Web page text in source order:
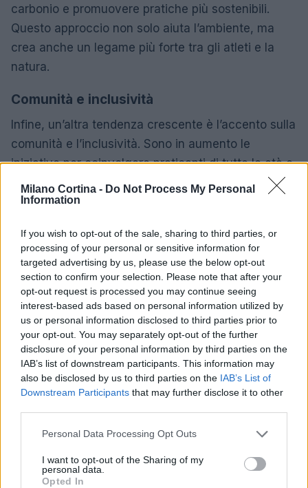
Milano Cortina - Do Not Process My Personal
Information
If you wish to opt-out of the sale, sharing to third parties, or
processing of your personal or sensitive information for
targeted advertising by us, please use the below opt-out
section to confirm your selection. Please note that after your
opt-out request is processed you may continue seeing
interest-based ads based on personal information utilized by
us or personal information disclosed to third parties prior to
your opt-out. You may separately opt-out of the further
disclosure of your personal information by third parties on the
IAB’s list of downstream participants. This information may
also be disclosed by us to third parties on the IAB’s List of
Downstream Participants that may further disclose it to other
Please note that this website/app uses one or more Google
not limited to your visit or usage behaviour. You may click to
grant or deny consent to Google and its third-party tags to
Personal Data Processing Opt Outs
I want to opt-out of the Sharing of my
personal data.
Opted In
carbonio e promuovere pratiche più sostenibili.
Questo approccio non solo aiuta l’ambiente, ma
crea anche un legame più forte tra gli atleti e la
natura.
Comunità e inclusività
Infine, un’altra tendenza crescente è l’accento sulla
comunità e l’inclusività. Sono in aumento le
iniziative per coinvolgere praticanti di tutte le età e
abilità, rendendo gli sport invernali accessibili a
tutti. Eventi come
favorendo un ambiente accogliente per i nuovi
arrivati.
Il settore delle attrezzature persciesnowboard
in continua evoluzione, con marchi che si sfidano
per offrire prodotti sempre più innovativi.
Quest’anno, alcuni dei modelli più attesi includono
sci più leggeri e tavole da snowboard con
tecnologie avanzate che migliorano la stabilità e la
AUTORE
AiAdhubMedia